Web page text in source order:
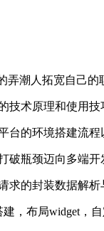
弄潮人拓宽自己的
技术原理和使用技
台的环境搭建流
破瓶颈迈向多端
求的封装数据解
，布局widget，